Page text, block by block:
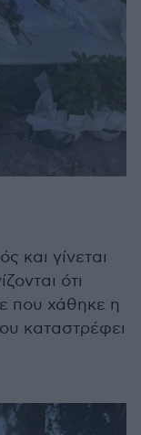
και γίνεται
ότι
που χάθηκε η
καταστρέφει